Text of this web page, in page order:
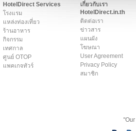
HotelDirect Services
โรงแรม
แหล่งท่องเที่ยว
ร้านอาหาร
กิจกรรม
เทศกาล
ศูนย์ OTOP
แพคเกจทัวร์
เกี่ยวกับเรา
HotelDirect.in.th
ติดต่อเรา
ข่าวสาร
แผนผัง
โฆษณา
User Agreement
Privacy Policy
สมาชิก